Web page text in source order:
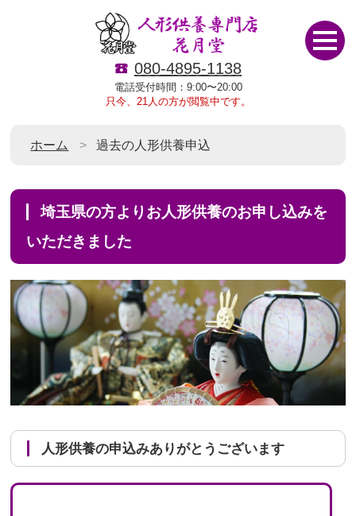
080-4895-1138
電話受付時間：9:00〜20:00
只今、21人の方が閲覧中です。
ホーム 過去の人形供養申込
埼玉県の方よりお人形供養のお申し込みを
いただきました
人形供養の申込みありがとうございます